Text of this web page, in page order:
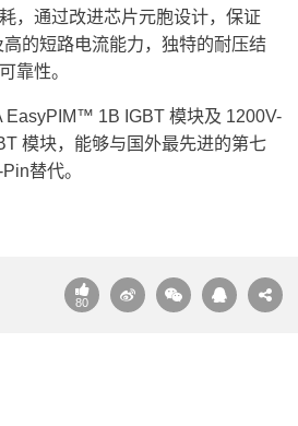
，通过改进芯片元胞设计，保证
的短路电流能力，独特的耐压结
靠性。
EasyPIM™ 1B IGBT 模块及 1200V-
模块，能够与国外最先进的第七
替代。
80